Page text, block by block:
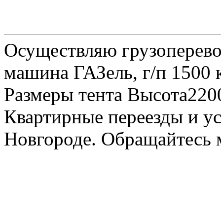
Осуществляю
машина ГАЗель, г/п 1500
Размеры тента
Квартирные переезды и
Новгороде.